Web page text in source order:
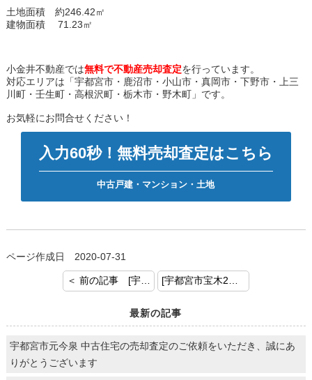
土地面積 約246.42㎡
建物面積 71.23㎡
小金井不動産では無料で不動産売却査定を行っています。
対応エリアは「宇都宮市・鹿沼市・小山市・真岡市・下野市・上三
川町・壬生町・高根沢町・栃木市・野木町」です。
お気軽にお問合せください！
入力60秒！無料売却査定はこちら
中古戸建・マンション・土地
ページ作成日 2020-07-31
＜ 前の記事 [宇都宮市清原台２丁目 中古戸建 ご売却ご依頼ありがとうございます。]
最新の記事
宇都宮市元今泉 中古住宅の売却査定のご依頼をいただき、誠にあ
りがとうございます